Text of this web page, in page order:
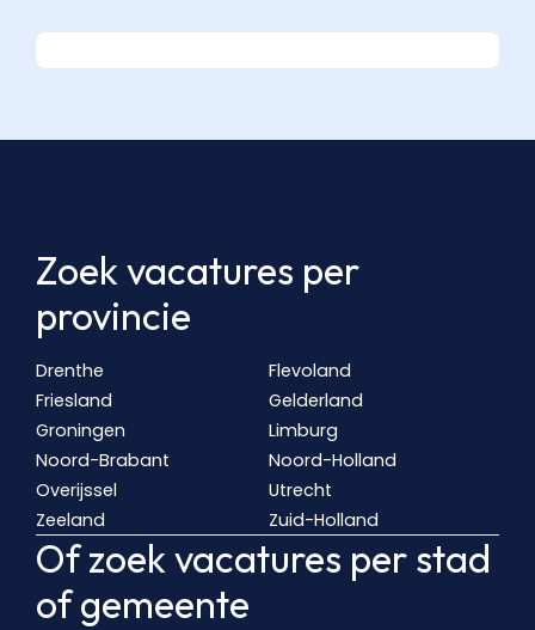
Zoek vacatures per
provincie
Drenthe
Flevoland
Friesland
Gelderland
Groningen
Limburg
Noord-Brabant
Noord-Holland
Overijssel
Utrecht
Zeeland
Zuid-Holland
Of zoek vacatures per stad
of gemeente